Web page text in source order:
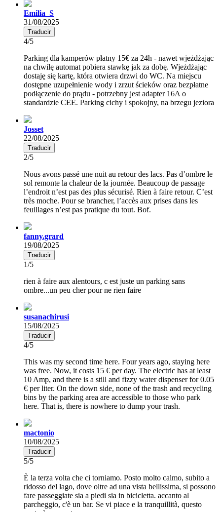
Emilia_S
31/08/2025
Traducir
4/5
Parking dla kamperów płatny 15€ za 24h - nawet wjeżdżając
na chwilę automat pobiera stawkę jak za dobę. Wjeżdżając
dostaję się kartę, która otwiera drzwi do WC. Na miejscu
dostępne uzupełnienie wody i zrzut ścieków oraz bezpłatne
podłączenie do prądu - potrzebny jest adapter 16A o
standardzie CEE. Parking cichy i spokojny, na brzegu jeziora
Josset
22/08/2025
Traducir
2/5
Nous avons passé une nuit au retour des lacs. Pas d’ombre le
sol remonte la chaleur de la journée. Beaucoup de passage
l’endroit n’est pas des plus sécurisé. Rien à faire retour. C’est
très moche. Pour se brancher, l’accès aux prises dans les
feuillages n’est pas pratique du tout. Bof.
fanny.grard
19/08/2025
Traducir
1/5
rien à faire aux alentours, c est juste un parking sans
ombre...un peu cher pour ne rien faire
susanachirusi
15/08/2025
Traducir
4/5
This was my second time here. Four years ago, staying here
was free. Now, it costs 15 € per day. The electric has at least
10 Amp, and there is a still and fizzy water dispenser for 0.05
€ per liter. On the down side, none of the trash and recycling
bins by the parking area are accessible to those who park
here. That is, there is nowhere to dump your trash.
mactonio
10/08/2025
Traducir
5/5
È la terza volta che ci torniamo. Posto molto calmo, subito a
ridosso del lago, dove oltre ad una vista bellissima, si possono
fare passeggiate sia a piedi sia in bicicletta. accanto al
parcheggio, c'è un bar. Se vi piace e la tranquillità, questo